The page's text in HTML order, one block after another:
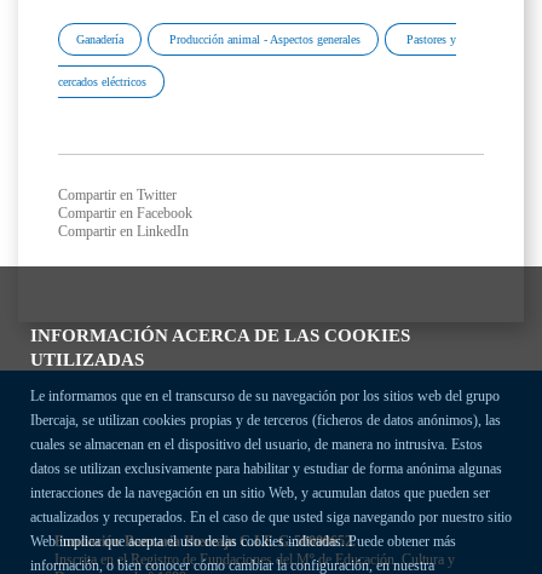
INFORMACIÓN ACERCA DE LAS COOKIES
UTILIZADAS
Le informamos que en el transcurso de su navegación por los sitios web del grupo
Ibercaja, se utilizan cookies propias y de terceros (ficheros de datos anónimos), las
cuales se almacenan en el dispositivo del usuario, de manera no intrusiva. Estos
datos se utilizan exclusivamente para habilitar y estudiar de forma anónima algunas
interacciones de la navegación en un sitio Web, y acumulan datos que pueden ser
actualizados y recuperados. En el caso de que usted siga navegando por nuestro sitio
Web implica que acepta el uso de las cookies indicadas. Puede obtener más
información, o bien conocer cómo cambiar la configuración, en nuestra
Ganadería Producción animal - Aspectos generales Pastores y
cercados eléctricos
Compartir en Twitter
Compartir en Facebook
Compartir en LinkedIn
Fundación Bancaria Ibercaja C.I.F. G-50000652.
Inscrita en el Registro de Fundaciones del Mº de Educación, Cultura y